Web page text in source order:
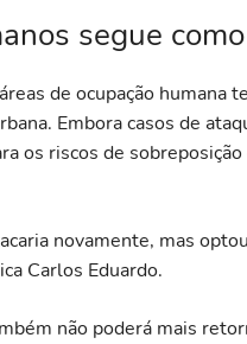
segue
de ocupação humana
Embora casos de
os riscos de
novamente, mas
Carlos Eduardo.
não poderá mais